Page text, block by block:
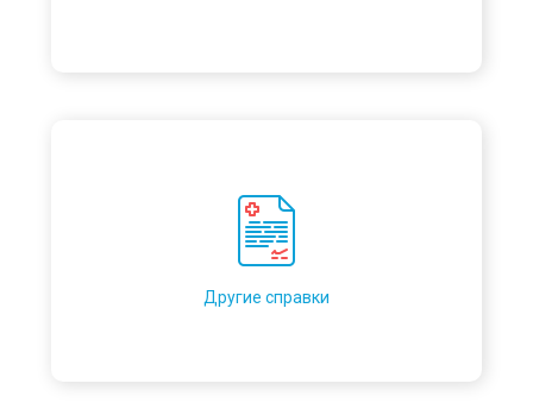
Другие справки